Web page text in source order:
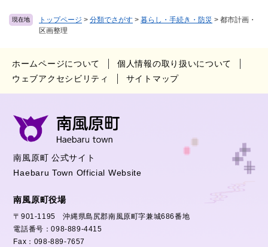
現在地 トップページ > 分類でさがす > 暮らし・手続き・防災 > 都市計画・
区画整理
ホームページについて
個人情報の取り扱いについて
ウェブアクセシビリティ
サイトマップ
南風原町 公式サイト
Haebaru Town Official Website
南風原町役場
〒901-1195 沖縄県島尻郡南風原町字兼城686番地
電話番号：098-889-4415
Fax：098-889-7657